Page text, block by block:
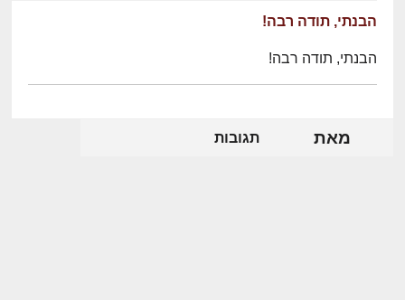
הבנתי, תודה רבה!
הבנתי, תודה רבה!
מאת תגובות